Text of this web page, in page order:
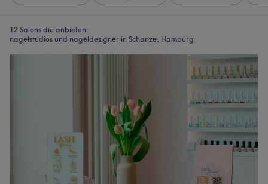
12 Salons die anbieten:
nagelstudios und nageldesigner in Schanze, Hamburg